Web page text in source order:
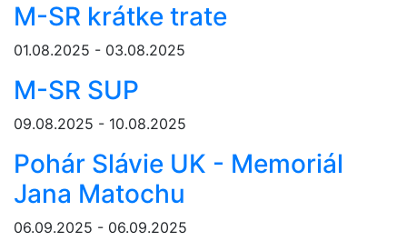
M-SR krátke trate
01.08.2025 - 03.08.2025
M-SR SUP
09.08.2025 - 10.08.2025
Pohár Slávie UK - Memoriál
Jana Matochu
06.09.2025 - 06.09.2025